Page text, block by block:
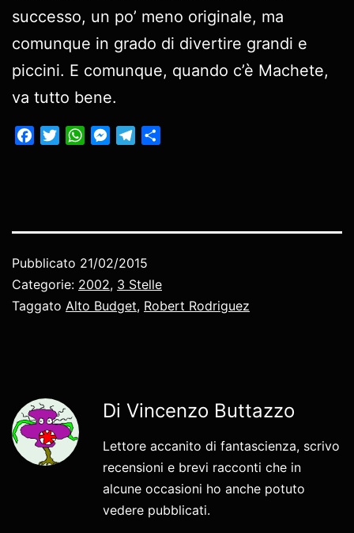
successo, un po’ meno originale, ma
comunque in grado di divertire grandi e
piccini. E comunque, quando c’è Machete,
va tutto bene.
FacebookTwitterWhatsApp
Messenger
Telegram
Pubblicato 21/02/2015
Categorie: 2002, 3 Stelle
Taggato Alto Budget, Robert Rodriguez
Di Vincenzo Buttazzo
Lettore accanito di fantascienza, scrivo
recensioni e brevi racconti che in
alcune occasioni ho anche potuto
vedere pubblicati.